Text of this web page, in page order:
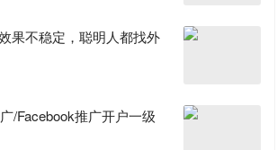
果不稳定，聪明人都找外
/Facebook推广开户一级